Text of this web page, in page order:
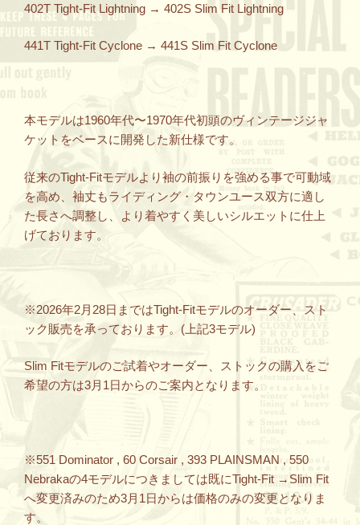
402T Tight-Fit Lightning → 402S Slim Fit Lightning
441T Tight-Fit Cyclone → 441S Slim Fit Cyclone
本モデルは1960年代〜1970年代初頭のヴィンテージジャ
ケットをベースに開発した新仕様です。
従来のTight-Fitモデルより袖の前振りを強める事で可動域
を高め、袖丈もライディング・タウンユース双方に適し
た長さへ調整し、より着やすく美しいシルエットに仕上
げております。
※2026年2月28日まではTight-Fitモデルのオーダー、スト
ック販売を承っております。(上記3モデル)
Slim Fitモデルのご試着やオーダー、ストックの購入をご
希望の方は3月1日からのご案内となります。
※551 Dominator , 60 Corsair , 393 PLAINSMAN , 550
Nebrakaの4モデルにつきましては既にTight-Fit →Slim Fit
へ変更済みのため3月1日からは価格のみの変更となりま
す。